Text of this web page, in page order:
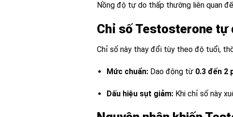
Nồng độ tự do thấp thường liên quan
Chỉ số Testosterone tự
Chỉ số này thay đổi tùy theo độ tuổi,
Mức chuẩn: Dao động từ 0.3 đến 2
Dấu hiệu sụt giảm: Khi chỉ số này